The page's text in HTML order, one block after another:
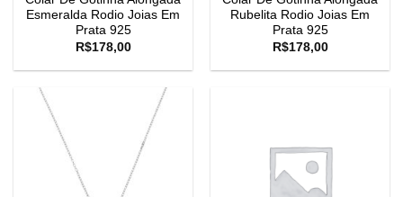
Esmeralda Rodio Joias Em
Prata 925
R$178,00
Rubelita Rodio Joias Em
Prata 925
R$178,00